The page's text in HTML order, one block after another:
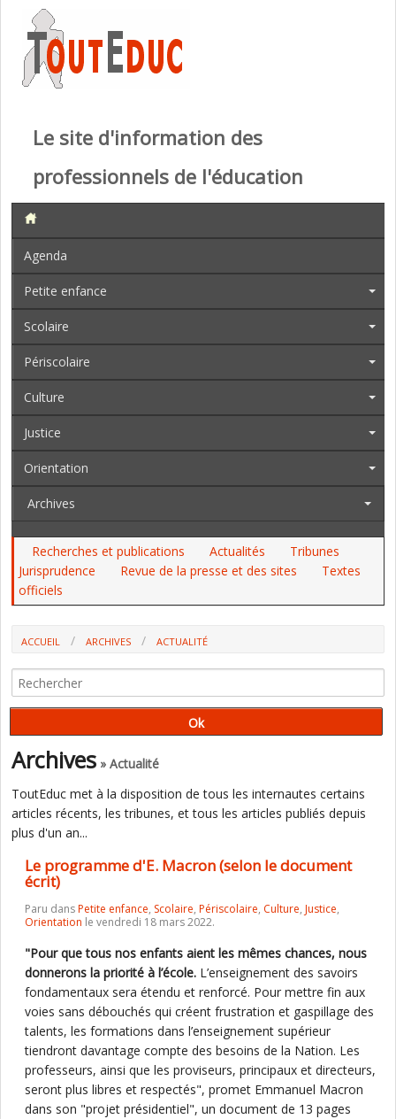
Le site d'information des
professionnels de l'éducation
Agenda
Petite enfance
Scolaire
Périscolaire
Culture
Justice
Orientation
Archives
Recherches et publications Actualités
Tribunes
Jurisprudence
Revue de la presse et des sites
Textes
officiels
ACCUEIL ARCHIVES
ACTUALITÉ
Archives » Actualité
ToutEduc met à la disposition de tous les internautes certains
articles récents, les tribunes, et tous les articles publiés depuis
plus d'un an...
Le programme d'E. Macron (selon le document
écrit)
Paru dansPetite enfance, Scolaire, Périscolaire, Culture, Justice,
Orientation le vendredi 18 mars 2022.
"Pour que tous nos enfants aient les mêmes chances, nous
donnerons la priorité à l’école. L’enseignement des savoirs
fondamentaux sera étendu et renforcé. Pour mettre fin aux
voies sans débouchés qui créent frustration et gaspillage des
talents, les formations dans l’enseignement supérieur
tiendront davantage compte des besoins de la Nation. Les
professeurs, ainsi que les proviseurs, principaux et directeurs,
seront plus libres et respectés", promet Emmanuel Macron
dans son "projet présidentiel", un document de 13 pages